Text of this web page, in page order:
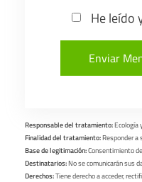
He leído
Responsable del tratamiento:Ecología
Finalidad del tratamiento:Responder a
Base de legitimación:Consentimiento
Destinatarios:No se comunicarán sus
Derechos:Tiene derecho a acceder,